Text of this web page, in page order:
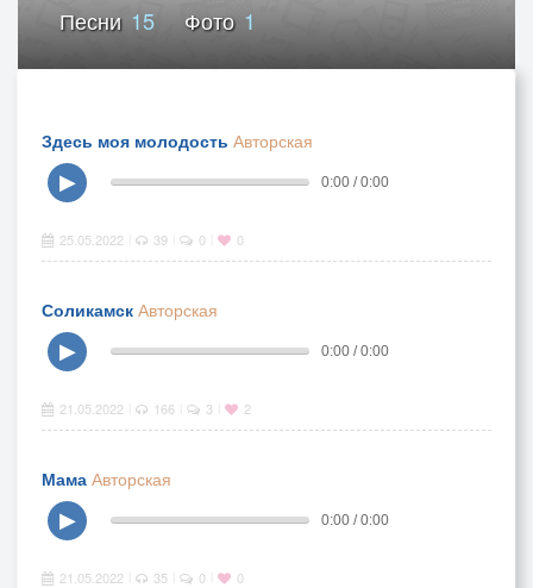
Песни 15 Фото 1
Здесь моя молодость Авторская
▶
0:00 / 0:00
25.05.2022 39 0 0
Соликамск Авторская
▶
0:00 / 0:00
21.05.2022 166 3 2
Мама Авторская
▶
0:00 / 0:00
21.05.2022 35 0 0